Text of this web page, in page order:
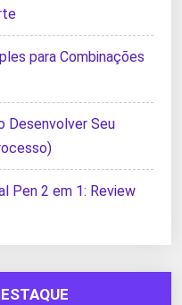
para Combinações
Desenvolver Seu
Pen 2 em 1: Review